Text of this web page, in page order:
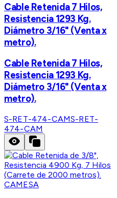
Cable Retenida 7 Hilos,
Resistencia 1293 Kg.
Diámetro 3/16" (Venta x
metro).
Cable Retenida 7 Hilos,
Resistencia 1293 Kg.
Diámetro 3/16" (Venta x
metro).
S-RET-474-CAMS-RET-
474-CAM
CAMESA